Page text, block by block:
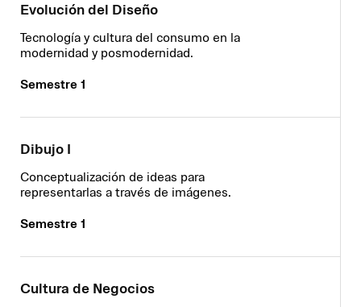
Evolución del Diseño
Tecnología y cultura del consumo en la
modernidad y posmodernidad.
Semestre 1
Dibujo I
Conceptualización de ideas para
representarlas a través de imágenes.
Semestre 1
Cultura de Negocios